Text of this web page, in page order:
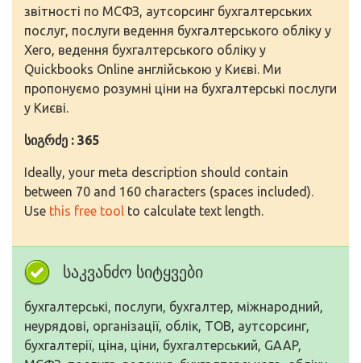
звітності по МСФЗ, аутсорсинг бухгалтерських
послуг, послуги ведення бухгалтерського обліку у
Xero, ведення бухгалтерського обліку у
Quickbooks Online англійською у Києві. Ми
пропонуємо розумні ціни на бухгалтерські послуги
у Києві.
სიგრძე : 365
Ideally, your meta description should contain
between 70 and 160 characters (spaces included).
Use this free tool to calculate text length.
საკვანძო სიტყვები
бухгалтерські, послуги, бухгалтер, міжнародний,
неурядові, організації, облік, ТОВ, аутсорсинг,
бухгалтерії, ціна, ціни, бухгалтерський, GAAP,